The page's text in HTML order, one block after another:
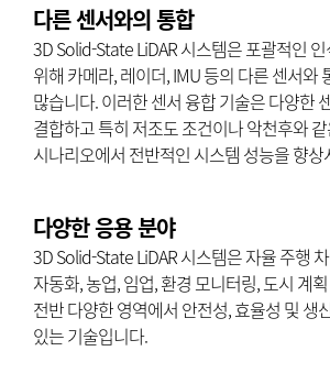
다른 센서와의 통합
3D Solid-State LiDAR 시스템은 포괄적인
위해 카메라, 레이더, IMU 등의 다른 센서와
많습니다. 이러한 센서 융합 기술은 다양한
결합하고 특히 저조도 조건이나 악천후와
시나리오에서 전반적인 시스템 성능을 향상
다양한 응용 분야
3D Solid-State LiDAR 시스템은 자율 주행
자동화, 농업, 임업, 환경 모니터링, 도시 계
전반 다양한 영역에서 안전성, 효율성 및 생
있는 기술입니다.